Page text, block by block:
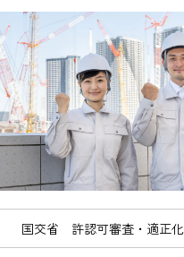
国交省 許認可審査・適正